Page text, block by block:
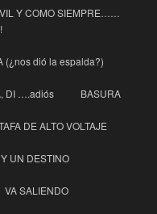
Y COMO SIEMPRE……
(¿nos dió la espalda?)
DI ….adiós BASURA
DE ALTO VOLTAJE
UN DESTINO
VA SALIENDO